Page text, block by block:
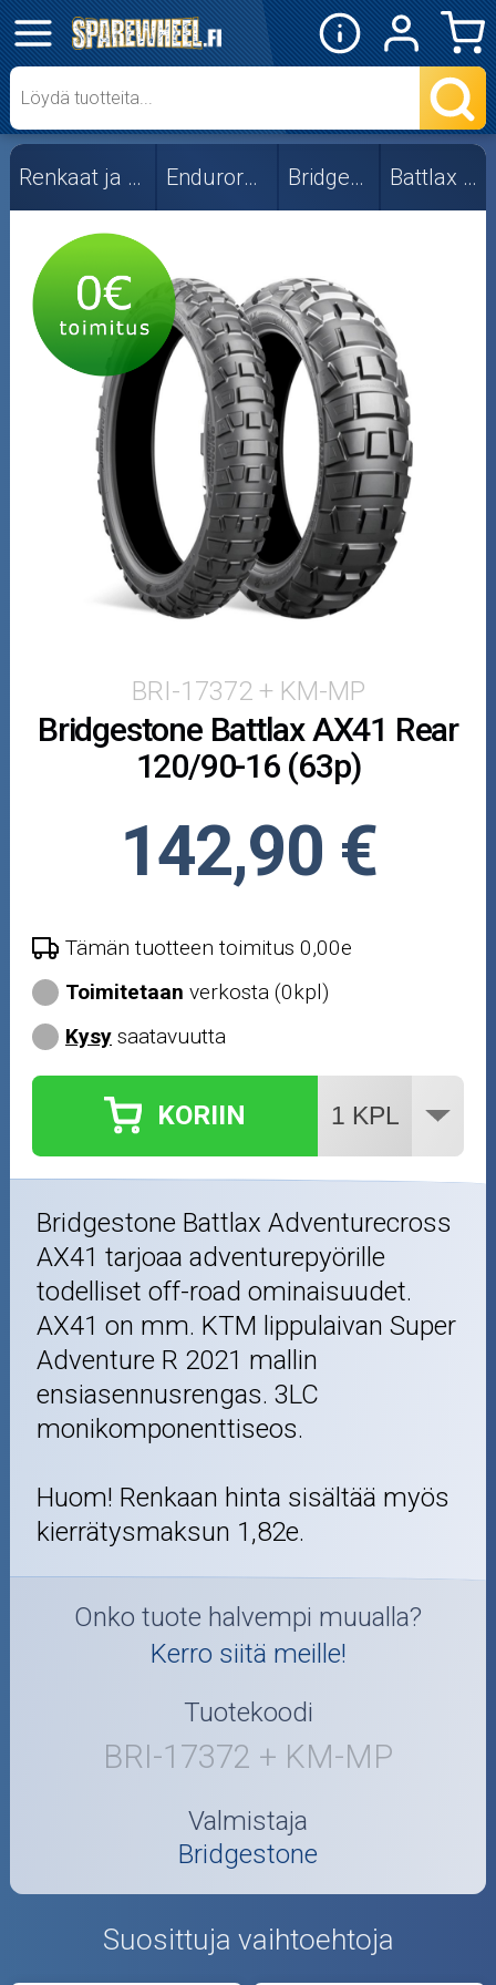
✕
Mopon osat
Skootterin osat
Crossipyörän osat
Moottoripyörän osat
Moottorikelkan osat
Mopoauton osat
Mönkijän osat
Puutarha ja metsä
Ajovarusteet
Nastarenkaat
Öljyt ja kemikaalit
Outlet-tuotteet
Renkaat ja vanteet Endurorenkaat Bridgestone Battlax AX41
BRI-17372 + KM-MP
Bridgestone Battlax AX41 Rear
120/90-16 (63p)
142,90 €
Tämän tuotteen toimitus 0,00e
Toimitetaan verkosta (0kpl)
Kysy saatavuutta
KORIIN
Bridgestone Battlax Adventurecross
AX41 tarjoaa adventurepyörille
todelliset off-road ominaisuudet.
AX41 on mm. KTM lippulaivan Super
Adventure R 2021 mallin
ensiasennusrengas. 3LC
monikomponenttiseos.
Huom! Renkaan hinta sisältää myös
kierrätysmaksun 1,82e.
Onko tuote halvempi muualla?
Kerro siitä meille!
Tuotekoodi
BRI-17372 + KM-MP
Valmistaja
Bridgestone
Suosittuja vaihtoehtoja